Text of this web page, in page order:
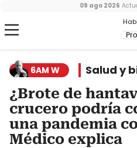
09 ago 2026
6AM W Salud y
¿Brote de
crucero podría
una pandemia
Médico explica